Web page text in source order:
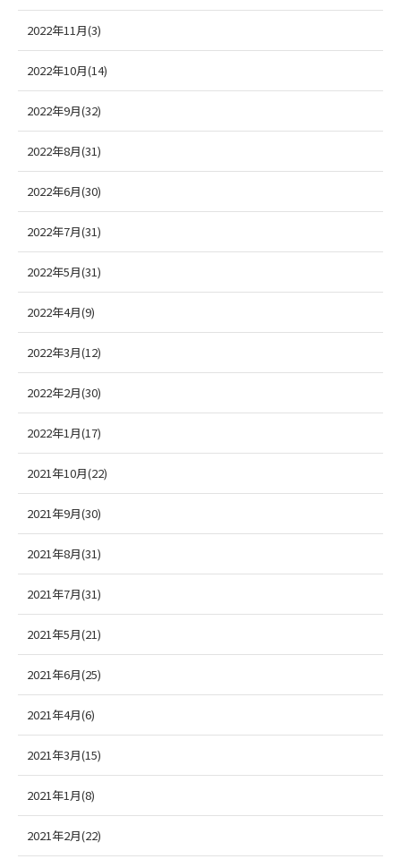
2022年11月(3)
2022年10月(14)
2022年9月(32)
2022年8月(31)
2022年6月(30)
2022年7月(31)
2022年5月(31)
2022年4月(9)
2022年3月(12)
2022年2月(30)
2022年1月(17)
2021年10月(22)
2021年9月(30)
2021年8月(31)
2021年7月(31)
2021年5月(21)
2021年6月(25)
2021年4月(6)
2021年3月(15)
2021年1月(8)
2021年2月(22)